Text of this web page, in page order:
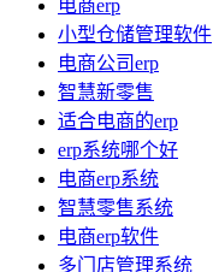
电商erp
小型仓储管理软件
电商公司erp
智慧新零售
适合电商的erp
erp系统哪个好
电商erp系统
智慧零售系统
电商erp软件
多门店管理系统